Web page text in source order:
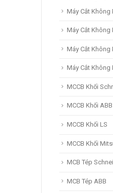
Máy Cắt Không
Máy Cắt Không
Máy Cắt Không
Máy Cắt Không
MCCB Khối
MCCB Khối ABB
MCCB Khối LS
MCCB Khối
MCB Tép
MCB Tép ABB